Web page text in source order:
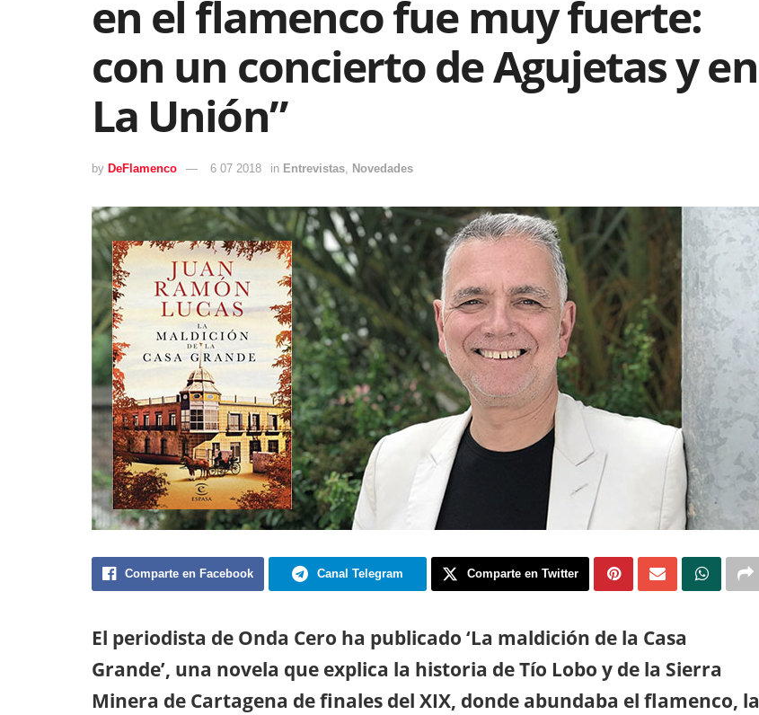
en el flamenco fue muy fuerte:
con un concierto de Agujetas y en
La Unión”
by DeFlamenco 6 07 2018 in Entrevistas, Novedades
Comparte en Facebook Canal Telegram Comparte en Twitter
El periodista de Onda Cero ha publicado ‘La maldición de la Casa
Grande’, una novela que explica la historia de Tío Lobo y de la Sierra
Minera de Cartagena de finales del XIX, donde abundaba el flamenco, la